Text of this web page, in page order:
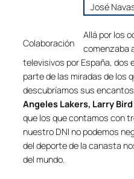
Colaboración
José
Allá por los
comenzaba
televisivos por España, dos
parte de las miradas de los
descubríamos sus
Angeles Lakers, Larry
que los que contamos con
nuestro DNI no podemos
del deporte de la canasta
del mundo.